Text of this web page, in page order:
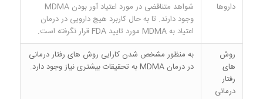
داروها
شواهد متناقضی در مورد اعتیاد آور بودن MDMA
وجود دارند. تا به حال کاربرد هیچ دارویی در درمان
اعتیاد به MDMA مورد تایید FDA قرار نگرفته است.
روش
های
رفتار
درمانی
به منظور مشخص شدن کارایی روش های رفتار درمانی
در درمان MDMA به تحقیقات بیشتری نیاز وجود دارد.